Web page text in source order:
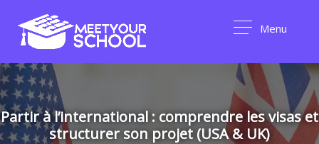
Menu
Partir à l’international : comprendre les visas et
structurer son projet (USA & UK)